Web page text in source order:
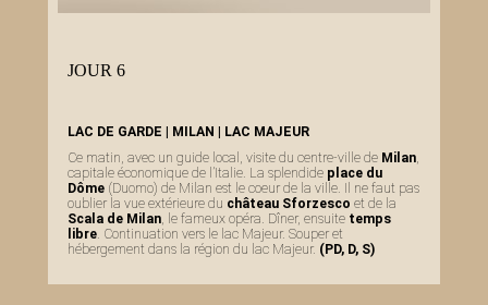
JOUR 6
LAC DE GARDE | MILAN | LAC MAJEUR
Ce matin, avec un guide local, visite du centre-ville de Milan,
capitale économique de l’Italie. La splendide place du
Dôme (Duomo) de Milan est le coeur de la ville. Il ne faut pas
oublier la vue extérieure du château Sforzesco et de la
Scala de Milan, le fameux opéra. Dîner, ensuite temps
libre. Continuation vers le lac Majeur. Souper et
hébergement dans la région du lac Majeur. (PD, D, S)